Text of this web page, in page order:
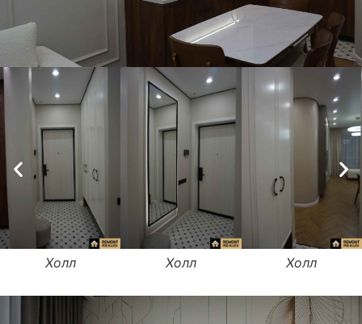
ХОЧУ
ЗАКАЗАТЬ!
Кухня
ЗАКАЗ!
Холл Холл Холл